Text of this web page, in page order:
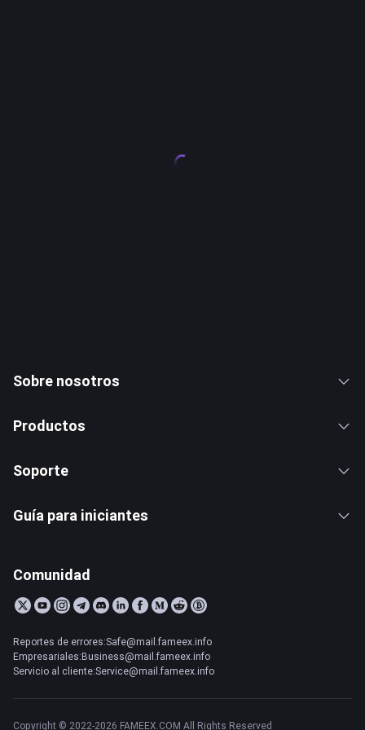
Sobre nosotros
Productos
Soporte
Guía para iniciantes
Comunidad
Reportes de errores:Safe@mail.fameex.info
Empresariales:Business@mail.fameex.info
Servicio al cliente:Service@mail.fameex.info
Copyright © 2022-2026 FAMEEX.COM All Rights Reserved